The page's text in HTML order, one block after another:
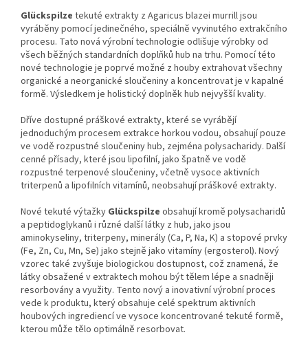
Glückspilze tekuté extrakty z Agaricus blazei murrill jsou
vyráběny pomocí jedinečného, ​​speciálně vyvinutého extrakčního
procesu. Tato nová výrobní technologie odlišuje výrobky od
všech běžných standardních doplňků hub na trhu. Pomocí této
nové technologie je poprvé možné z houby extrahovat všechny
organické a neorganické sloučeniny a koncentrovat je v kapalné
formě. Výsledkem je holistický doplněk hub nejvyšší kvality.
Dříve dostupné práškové extrakty, které se vyrábějí
jednoduchým procesem extrakce horkou vodou, obsahují pouze
ve vodě rozpustné sloučeniny hub, zejména polysacharidy. Další
cenné přísady, které jsou lipofilní, jako špatně ve vodě
rozpustné terpenové sloučeniny, včetně vysoce aktivních
triterpenů a lipofilních vitamínů, neobsahují práškové extrakty.
Nové tekuté výtažky Glückspilze obsahují kromě polysacharidů
a peptidoglykanů i různé další látky z hub, jako jsou
aminokyseliny, triterpeny, minerály (Ca, P, Na, K) a stopové prvky
(Fe, Zn, Cu, Mn, Se) jako stejně jako vitamíny (ergosterol). Nový
vzorec také zvyšuje biologickou dostupnost, což znamená, že
látky obsažené v extraktech mohou být tělem lépe a snadněji
resorbovány a využity. Tento nový a inovativní výrobní proces
vede k produktu, který obsahuje celé spektrum aktivních
houbových ingrediencí ve vysoce koncentrované tekuté formě,
kterou může tělo optimálně resorbovat.